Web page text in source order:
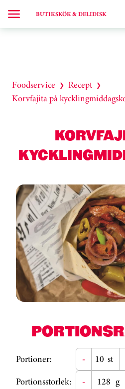
BUTIKSKÖK & DELIDISK
Foodservice ❯ Recept ❯
Korvfajita på
Portioner: - st
Portionsstorlek:
- g